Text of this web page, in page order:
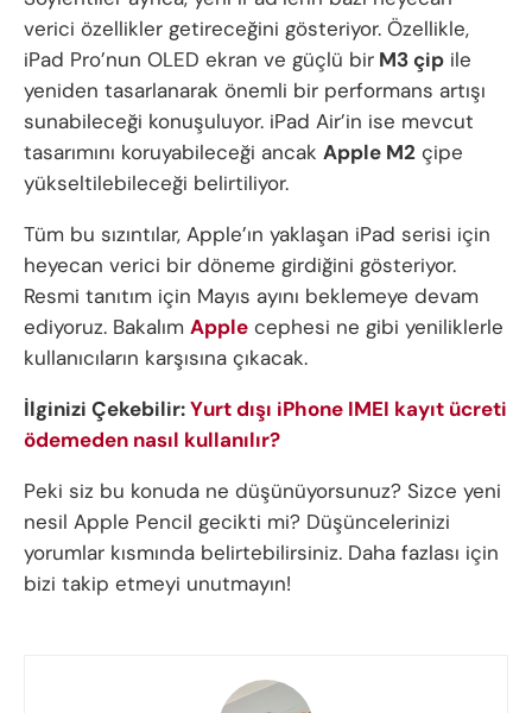
verici özellikler getireceğini gösteriyor. Özellikle,
iPad Pro’nun OLED ekran ve güçlü bir M3 çip ile
yeniden tasarlanarak önemli bir performans artışı
sunabileceği konuşuluyor. iPad Air’in ise mevcut
tasarımını koruyabileceği ancak Apple M2 çipe
yükseltilebileceği belirtiliyor.
Tüm bu sızıntılar, Apple’ın yaklaşan iPad serisi için
heyecan verici bir döneme girdiğini gösteriyor.
Resmi tanıtım için Mayıs ayını beklemeye devam
ediyoruz. Bakalım Apple cephesi ne gibi yeniliklerle
kullanıcıların karşısına çıkacak.
İlginizi Çekebilir:Yurt dışı iPhone IMEI kayıt ücreti
ödemeden nasıl kullanılır?
Peki siz bu konuda ne düşünüyorsunuz? Sizce yeni
nesil Apple Pencil gecikti mi? Düşüncelerinizi
yorumlar kısmında belirtebilirsiniz. Daha fazlası için
bizi takip etmeyi unutmayın!